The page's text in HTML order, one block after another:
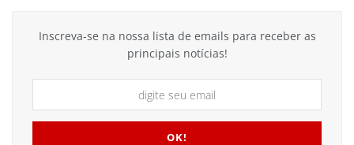
Inscreva-se na nossa lista de emails para receber as
principais notícias!